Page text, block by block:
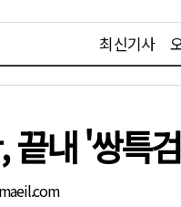
최신기사
끝내 '쌍특